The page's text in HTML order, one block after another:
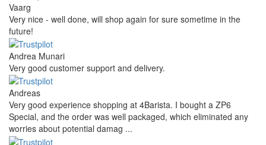
Vaarg
Very nice - well done, will shop again for sure sometime in the
future!
Andrea Munari
Very good customer support and delivery.
Andreas
Very good experience shopping at 4Barista. I bought a ZP6
Special, and the order was well packaged, which eliminated any
worries about potential damag ...